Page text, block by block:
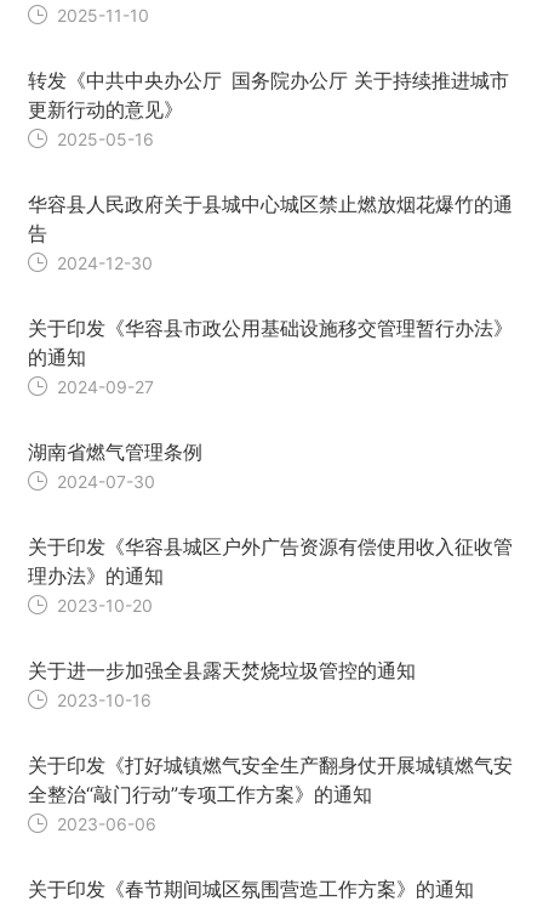
2025-11-10
转发《中共中央办公厅 国务院办公厅 关于持续推进城市
更新行动的意见》
2025-05-16
华容县人民政府关于县城中心城区禁止燃放烟花爆竹的通
告
2024-12-30
关于印发《华容县市政公用基础设施移交管理暂行办法》
的通知
2024-09-27
湖南省燃气管理条例
2024-07-30
关于印发《华容县城区户外广告资源有偿使用收入征收管
理办法》的通知
2023-10-20
关于进一步加强全县露天焚烧垃圾管控的通知
2023-10-16
关于印发《打好城镇燃气安全生产翻身仗开展城镇燃气安
全整治“敲门行动”专项工作方案》的通知
2023-06-06
关于印发《春节期间城区氛围营造工作方案》的通知